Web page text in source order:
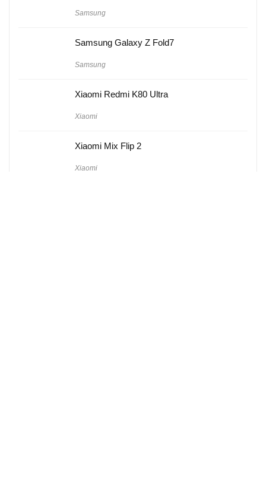
Samsung
Samsung Galaxy Z Fold7
Samsung
Xiaomi Redmi K80 Ultra
Xiaomi
Xiaomi Mix Flip 2
Xiaomi